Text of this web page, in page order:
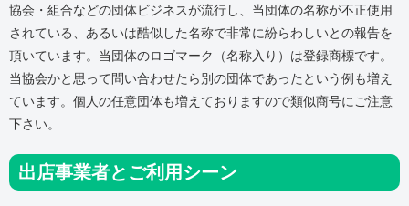
協会・組合などの団体ビジネスが流行し、当団体の名称が不正使用
されている、あるいは酷似した名称で非常に紛らわしいとの報告を
頂いています。当団体のロゴマーク（名称入り）は登録商標です。
当協会かと思って問い合わせたら別の団体であったという例も増え
ています。個人の任意団体も増えておりますので類似商号にご注意
下さい。
出店事業者とご利用シーン